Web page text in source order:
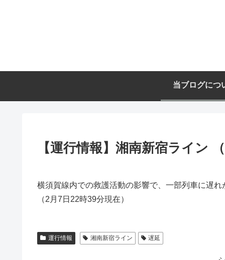
当ブログにつ
【運行情報】湘南新宿ライン
横須賀線内での救護活動の影響で、一部列車に遅れ
（2月7日22時39分現在）
運行情報 湘南新宿ライン 遅延